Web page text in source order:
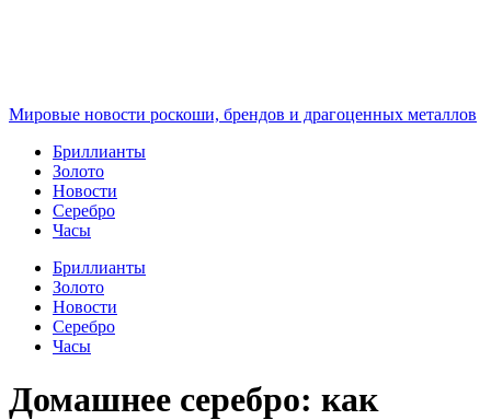
Мировые новости роскоши, брендов и драгоценных металлов
Бриллианты
Золото
Новости
Серебро
Часы
Бриллианты
Золото
Новости
Серебро
Часы
Домашнее серебро: как